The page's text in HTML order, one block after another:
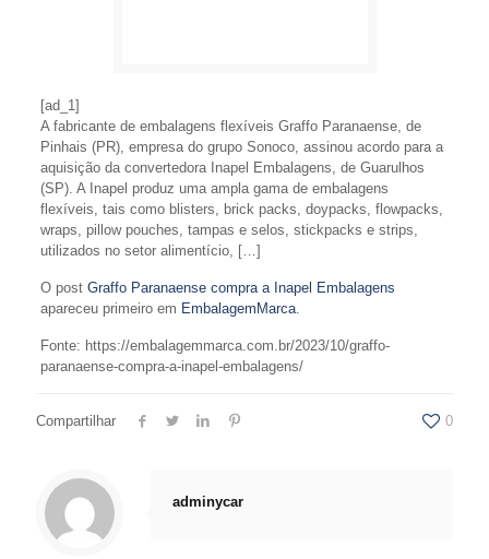
[ad_1]
A fabricante de embalagens flexíveis Graffo Paranaense, de
Pinhais (PR), empresa do grupo Sonoco, assinou acordo para a
aquisição da convertedora Inapel Embalagens, de Guarulhos
(SP). A Inapel produz uma ampla gama de embalagens
flexíveis, tais como blisters, brick packs, doypacks, flowpacks,
wraps, pillow pouches, tampas e selos, stickpacks e strips,
utilizados no setor alimentício, […]
O post Graffo Paranaense compra a Inapel Embalagens
apareceu primeiro em EmbalagemMarca.
Fonte: https://embalagemmarca.com.br/2023/10/graffo-
paranaense-compra-a-inapel-embalagens/
Compartilhar 0
adminycar